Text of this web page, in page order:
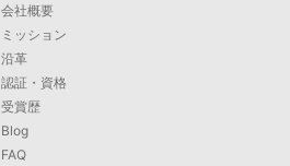
会社概要
ミッション
沿革
認証・資格
受賞歴
Blog
FAQ